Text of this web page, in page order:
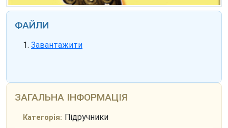
ФАЙЛИ
Завантажити
ЗАГАЛЬНА ІНФОРМАЦІЯ
Категорія: Підручники